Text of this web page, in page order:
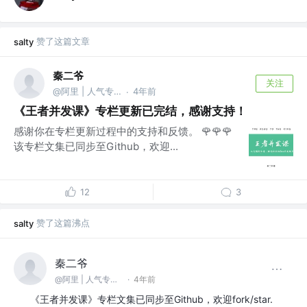
salty 赞了这篇文章
秦二爷
@阿里 | 人气专栏《王者并发课》作者 · 4年前
关注
《王者并发课》专栏更新已完结，感谢支持！
感谢你在专栏更新过程中的支持和反馈。 🌹🌹🌹
该专栏文集已同步至Github，欢迎...
12 3
salty 赞了这篇沸点
秦二爷
@阿里 | 人气专栏《王者并发课》作者 · 4年前
《王者并发课》专栏文集已同步至Github，欢迎fork/star.